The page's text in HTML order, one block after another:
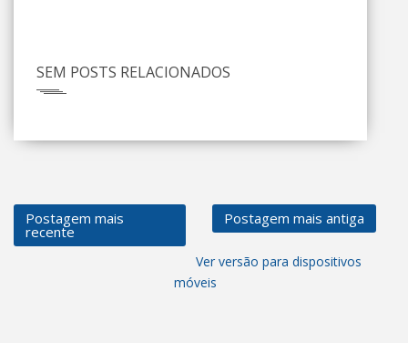
SEM POSTS RELACIONADOS
Postagem mais
recente
Postagem mais antiga
Ver versão para dispositivos
móveis